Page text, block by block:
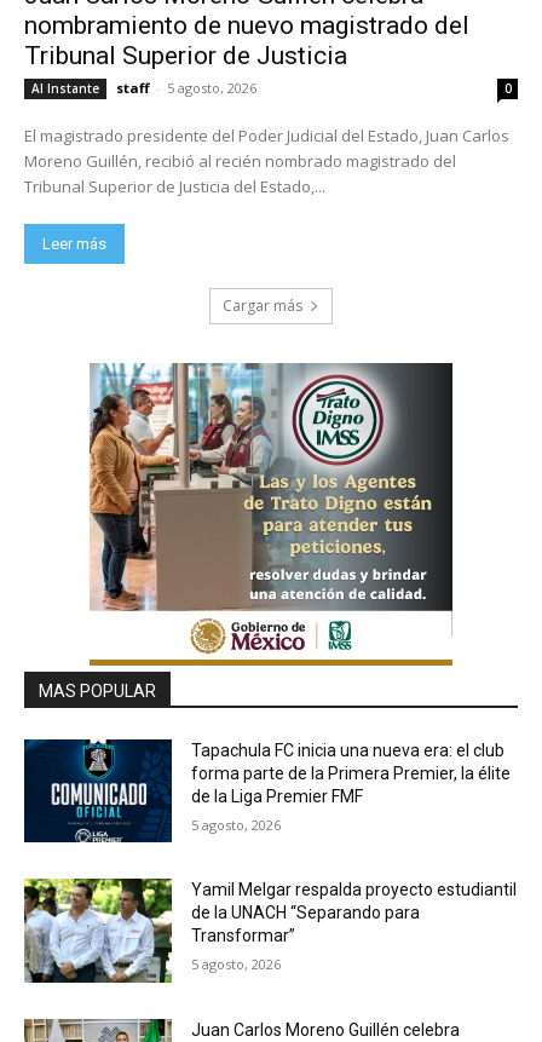
nombramiento de nuevo magistrado del
Tribunal Superior de Justicia
Al Instante staff - 5 agosto, 2026 0
El magistrado presidente del Poder Judicial del Estado, Juan Carlos
Moreno Guillén, recibió al recién nombrado magistrado del
Tribunal Superior de Justicia del Estado,...
Leer más
Cargar más
MAS POPULAR
Tapachula FC inicia una nueva era: el club
forma parte de la Primera Premier, la élite
de la Liga Premier FMF
5 agosto, 2026
Yamil Melgar respalda proyecto estudiantil
de la UNACH “Separando para
Transformar”
5 agosto, 2026
Juan Carlos Moreno Guillén celebra